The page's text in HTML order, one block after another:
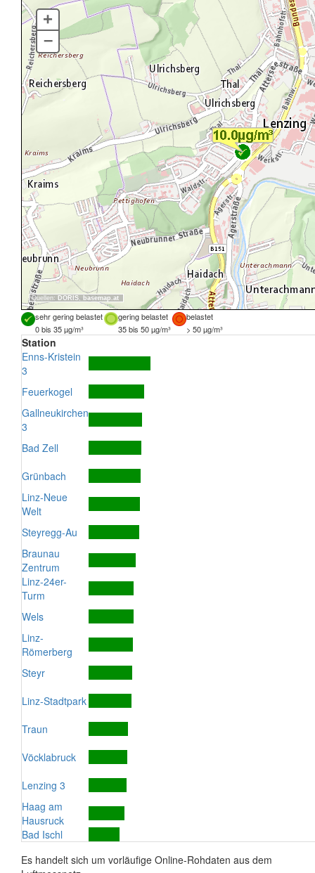
Quellen: DORIS, basemap.at
+
–
sehr gering belastet gering belastet
belastet
0 bis 35 µg/m³
35 bis 50 µg/m³ > 50 µg/m³
Station
Enns-Kristein
3
Feuerkogel
Gallneukirchen
3
Bad Zell
Grünbach
Linz-Neue
Welt
Steyregg-Au
Braunau
Zentrum
Linz-24er-
Turm
Wels
Linz-
Römerberg
Steyr
Linz-Stadtpark
Traun
Vöcklabruck
Lenzing 3
Haag am
Hausruck
Bad Ischl
Es handelt sich um vorläufige Online-Rohdaten aus dem